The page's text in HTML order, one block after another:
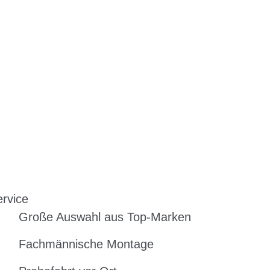
Große Auswahl aus Top-Marken
Fachmännische Montage